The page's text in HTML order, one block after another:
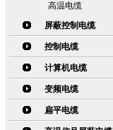
高温电缆
屏蔽控制电缆
控制电缆
计算机电缆
变频电缆
扁平电缆